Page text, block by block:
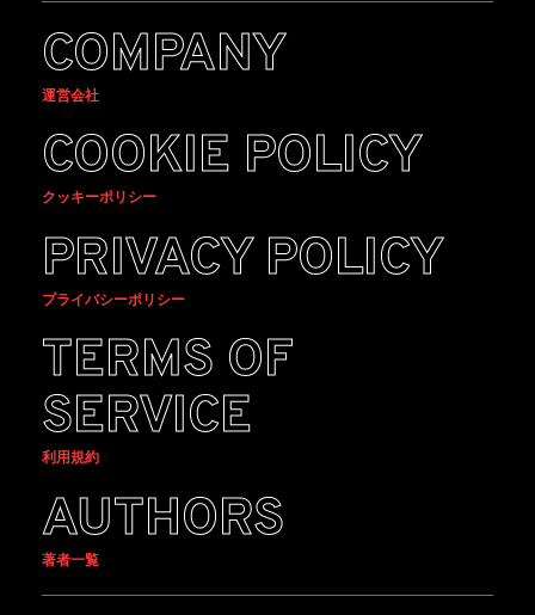
COMPANY
運営会社
COOKIE POLICY
クッキーポリシー
PRIVACY POLICY
プライバシーポリシー
TERMS OF
SERVICE
利用規約
AUTHORS
著者一覧